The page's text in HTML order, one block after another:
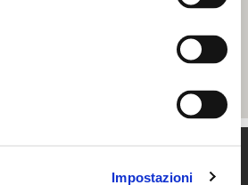
Impostazioni